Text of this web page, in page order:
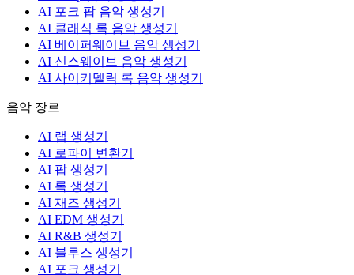
AI 포크 팝 음악 생성기
AI 클래식 록 음악 생성기
AI 베이퍼웨이브 음악 생성기
AI 신스웨이브 음악 생성기
AI 사이키델릭 록 음악 생성기
음악 장르
AI 랩 생성기
AI 로파이 변환기
AI 팝 생성기
AI 록 생성기
AI 재즈 생성기
AI EDM 생성기
AI R&B 생성기
AI 블루스 생성기
AI 포크 생성기